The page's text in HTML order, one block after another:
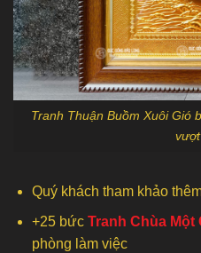
Tranh Thuận Buồm Xuôi Gió
Quý khách tham khảo
+25 bức Tranh Chùa Một
phòng làm việc